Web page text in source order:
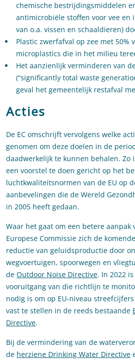
chemische bestrijdingsmiddelen
antimicrobiële stoffen voor vee en
van o.a. vissen en schaaldieren)
Plastic zwerfafval op zee met 50%
microplastics die in het milieu
Het aanzienlijk verminderen van
(“significantly total waste
geval het gemeentelijk restafval
Acties
De EC omschrijft vervolgens welke
genomen om deze doelen in de
daadwerkelijk te kunnen behalen. Zo
een voorstel te doen gericht op het
luchtkwaliteitsnormen van de EU op
aanbevelingen die de Wereld
in 2005 heeft gedaan.
Waar het gaat om een betere aanpak
Europese Commissie zich de
reductie van geluidsproductie door
wegvoertuigen, spoorwegen en
de Outdoor Noise Directive. In 2022
vooruitgang van die richtlijn te
nodig is om op EU-niveau
vast te stellen in de reeds bestaande
Directive.
Bij de vermindering van de
de herziene Drinking Water Directive